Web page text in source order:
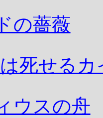
の薔薇
死せるカ
ウスの舟